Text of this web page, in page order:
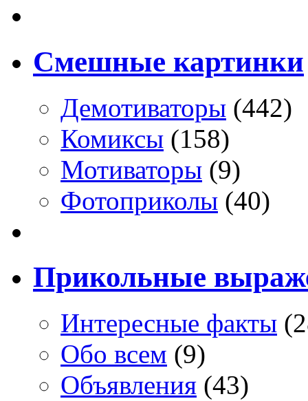
Смешные картинки
Демотиваторы (442)
Комиксы (158)
Мотиваторы (9)
Фотоприколы (40)
Прикольные
Интересные факты
Обо всем (9)
Объявления (43)